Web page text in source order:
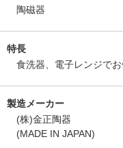
陶磁器
特長
食洗器、電子レンジでお
製造メーカー
(株)金正陶器
(MADE IN JAPAN)